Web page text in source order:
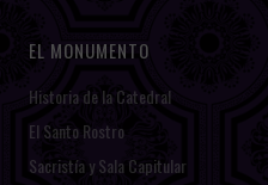
EL MONUMENTO
Historia de la Catedral
El Santo Rostro
Sacristía y Sala Capitular